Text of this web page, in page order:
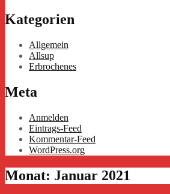
Kategorien
Allgemein
Allsup
Erbrochenes
Meta
Anmelden
Eintrags-Feed
Kommentar-Feed
WordPress.org
Monat: Januar 2021